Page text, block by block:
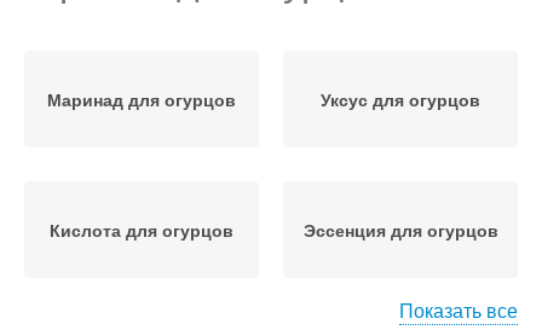
Маринад для огурцов Уксус для огурцов
Кислота для огурцов Эссенция для огурцов
Показать все